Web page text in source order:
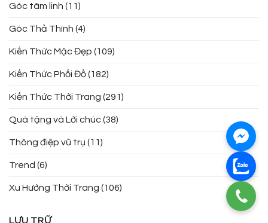
Góc tâm linh (11)
Góc Thả Thính (4)
Kiến Thức Mặc Đẹp (109)
Kiến Thức Phối Đồ(182)
Kiến Thức Thời Trang (291)
Quà tặng và Lời chúc(38)
Thông điệp vũ trụ (11)
Trend (6)
Xu Hướng Thời Trang (106)
LƯU TRỮ